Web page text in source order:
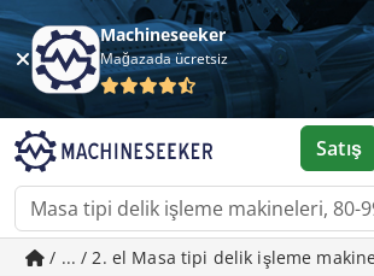
Machineseeker
Mağazada ücretsiz
Satış
/ ... / 2. el Masa tipi delik işleme